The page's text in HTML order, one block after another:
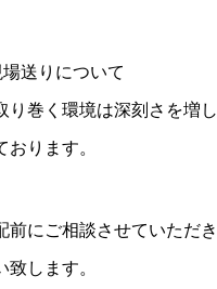
送りについて
り巻く環境は深刻さを増
ります。
前にご相談させていただ
します。